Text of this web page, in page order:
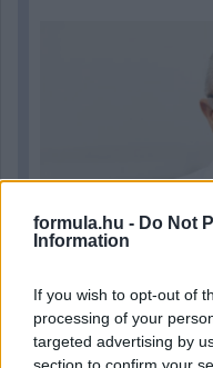
formula.hu - Do Not
Information
If you wish to opt-out of
processing of your
targeted advertising by